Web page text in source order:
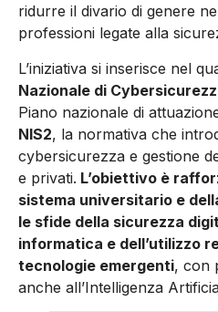
ridurre il divario di genere
professioni legate alla
L’iniziativa si inserisce nel
Nazionale di
Piano nazionale di
NIS2, la normativa che
cybersicurezza e gestione
e privati. L’obiettivo è
sistema universitario e
le sfide della sicurezza
informatica e dell’utilizzo
tecnologie emergenti, con
anche all’Intelligenza